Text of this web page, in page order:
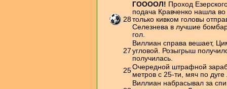
28
ГООООЛ! Проход
подача Кравченко нашла
только кивком головы
Селезнева в лучшие
гол.
27
Виллиан справа вешает,
угловой. Розыгрыш
получилась.
25Очередной штрафной
метров с 25-ти, мяч по
Виллиан набрасывал за